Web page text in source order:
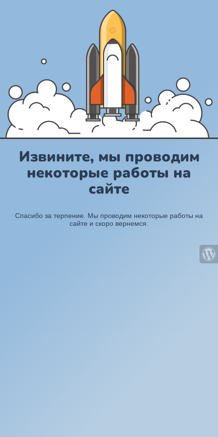
Извините, мы проводим
некоторые работы на
сайте
Спасибо за терпение. Мы проводим некоторые работы на
сайте и скоро вернемся.